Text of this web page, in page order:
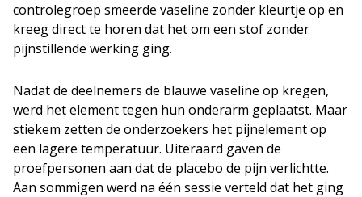
controlegroep smeerde vaseline zonder kleurtje op en
kreeg direct te horen dat het om een stof zonder
pijnstillende werking ging.
Nadat de deelnemers de blauwe vaseline op kregen,
werd het element tegen hun onderarm geplaatst. Maar
stiekem zetten de onderzoekers het pijnelement op
een lagere temperatuur. Uiteraard gaven de
proefpersonen aan dat de placebo de pijn verlichtte.
Aan sommigen werd na één sessie verteld dat het ging